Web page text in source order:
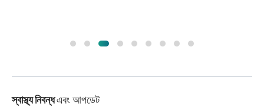
স্বাস্থ্য নিবন্ধএবং আপডেট